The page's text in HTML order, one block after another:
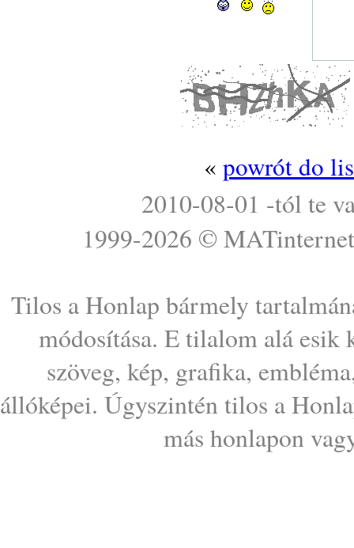
« powrót do
2010-08-01 -tól te
1999-2026 © MATinternet
Tilos a Honlap bármely
módosítása. E tilalom alá esik
szöveg, kép, grafika,
állóképei. Úgyszintén tilos a
más honlapon